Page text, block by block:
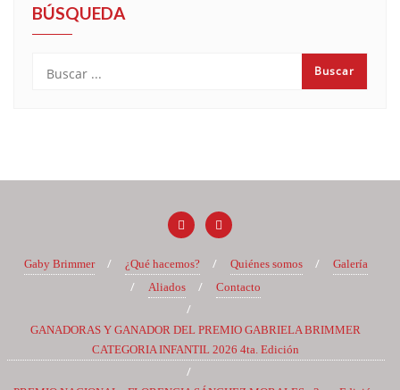
BÚSQUEDA
Gaby Brimmer ¿Qué hacemos? Quiénes somos
Galería
Aliados
Contacto
GANADORAS Y GANADOR DEL PREMIO GABRIELA BRIMMER
CATEGORIA INFANTIL 2026 4ta. Edición